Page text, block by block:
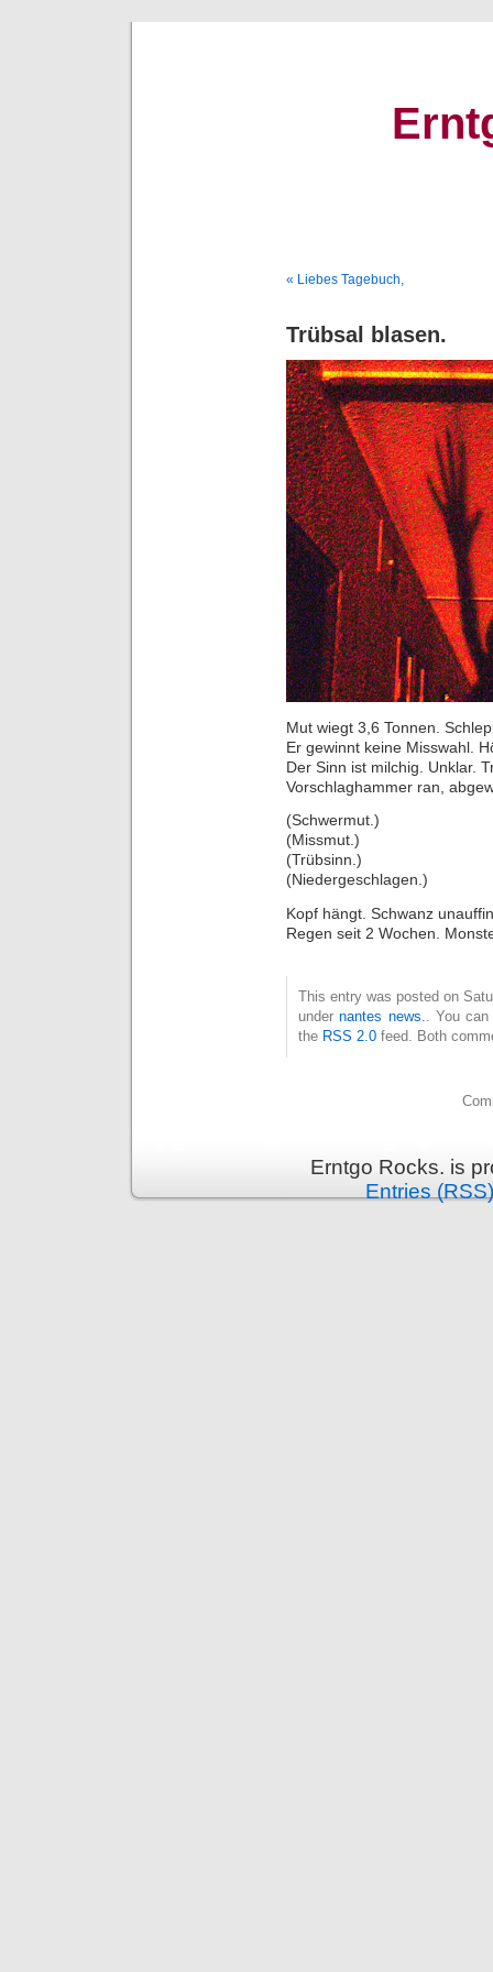
« Liebes Tagebuch,
Trübsal blasen.
Mut wiegt 3,6 Tonnen.
Er gewinnt keine Misswahl.
Der Sinn ist milchig. Unklar.
Vorschlaghammer ran,
(Schwermut.)
(Missmut.)
(Trübsinn.)
(Niedergeschlagen.)
Kopf hängt. Schwanz
Regen seit 2 Wochen.
This entry was posted on
undernantes news.
. You
the RSS 2.0 feed. Both
Erntgo Rocks. is
Entries (RSS)